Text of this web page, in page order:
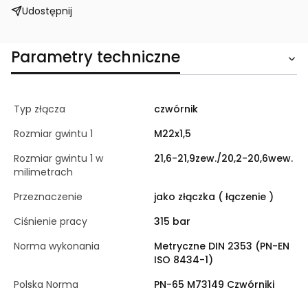
Udostępnij
Parametry techniczne
Typ złącza
czwórnik
Rozmiar gwintu 1
M22x1,5
Rozmiar gwintu 1 w
milimetrach
21,6-21,9zew./20,2-20,6wew.
Przeznaczenie
jako złączka ( łączenie )
Ciśnienie pracy
315 bar
Norma wykonania
Metryczne DIN 2353 (PN-EN
ISO 8434-1)
Polska Norma
PN-65 M73149 Czwórniki